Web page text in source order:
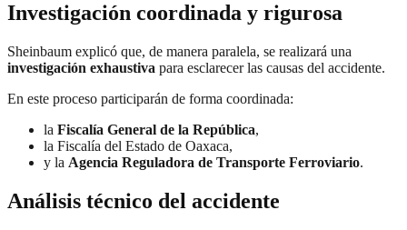
Investigación coordinada y rigurosa
Sheinbaum explicó que, de manera paralela, se realizará una
investigación exhaustiva para esclarecer las causas del accidente.
En este proceso participarán de forma coordinada:
la Fiscalía General de la República,
la Fiscalía del Estado de Oaxaca,
y la Agencia Reguladora de Transporte Ferroviario.
Análisis técnico del accidente